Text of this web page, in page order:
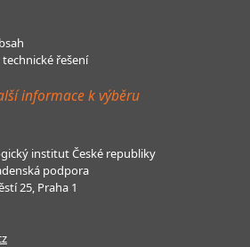
technické řešení
informace k výběru
institut České republiky
podpora
25, Praha 1